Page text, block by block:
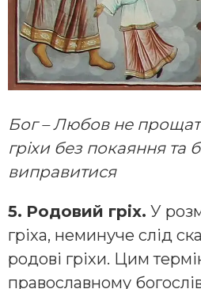
Бог – Любов не
гріхи без покаяння та
виправитися
5. Родовий гріх. У
гріха, неминуче слід
родові гріхи. Цим
православному